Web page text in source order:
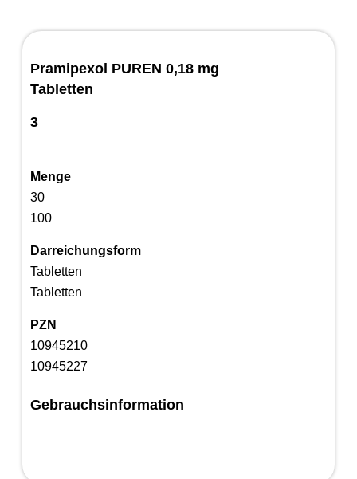
Pramipexol PUREN 0,18 mg
Tabletten
3
Menge
30
100
Darreichungsform
Tabletten
Tabletten
PZN
10945210
10945227
Gebrauchsinformation